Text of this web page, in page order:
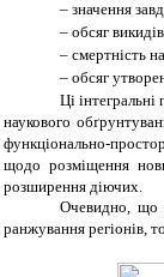
– значення
– обсяг
– смертність
– обсяг
Ці
наукового
функціонально-
щодо розміщення
розширення діючих.
Очевидно, що
ранжування регіонів,